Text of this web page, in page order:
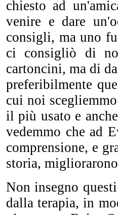
chiesto ad
venire e dare
consigli, ma uno
ci consigliò di
cartoncini, ma di
preferibilmente
cui noi
il più usato e
vedemmo che ad
comprensione, e
storia,
Non insegno
dalla terapia, in